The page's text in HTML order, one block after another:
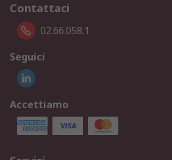
Contattaci
02.66.058.1
Seguici
Accettiamo